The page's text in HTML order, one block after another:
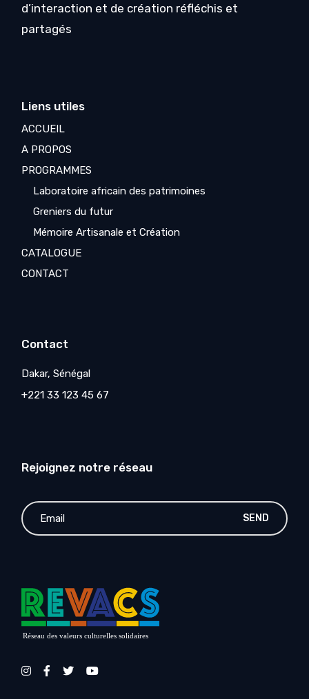
d’interaction et de création réfléchis et
partagés
Liens utiles
ACCUEIL
A PROPOS
PROGRAMMES
Laboratoire africain des patrimoines
Greniers du futur
Mémoire Artisanale et Création
CATALOGUE
CONTACT
Contact
Dakar, Sénégal
+221 33 123 45 67
Rejoignez notre réseau
SEND
Réseau des valeurs culturelles solidaires